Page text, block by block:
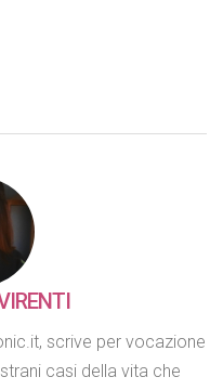
scrive per vocazione
casi della vita che